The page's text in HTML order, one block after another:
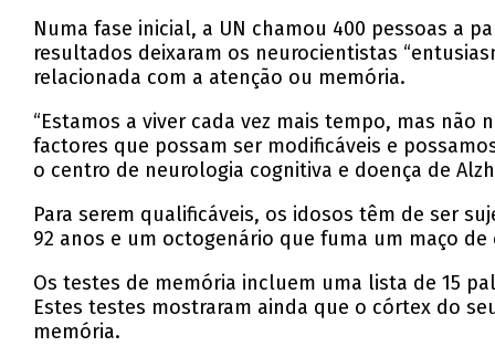
Numa fase inicial, a UN chamou 400 pessoas a
resultados deixaram os neurocientistas
relacionada com a atenção ou memória.
“Estamos a viver cada vez mais tempo, mas
factores que possam ser modificáveis e
o centro de neurologia cognitiva e doença de
Para serem qualificáveis, os idosos têm de ser
92 anos e um octogenário que fuma um maço
Os testes de memória incluem uma lista de 15
Estes testes mostraram ainda que o córtex do
memória.